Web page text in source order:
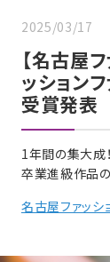
2025/03/17
【名古屋
ッション
受賞発表
1年間の集大成！
卒業進級作品
名古屋ファッシ